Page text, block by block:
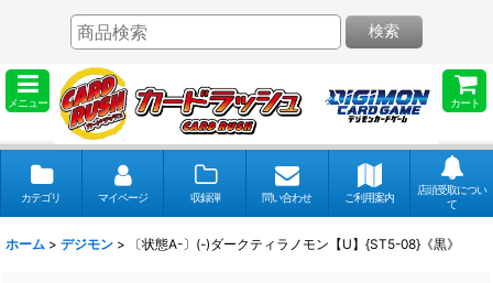
メニュー カート
検索
カテゴリ マイページ 収録弾 問い合わせ ご利用案内
店頭受取につい
て
ホーム > デジモン > 〔状態A-〕(-)ダークティラノモン【U】{ST5-08}《黒》